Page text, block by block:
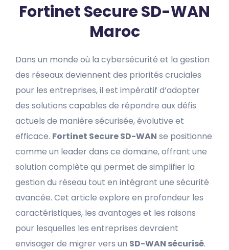
Fortinet Secure SD-WAN
Maroc
Dans un monde où la cybersécurité et la gestion
des réseaux deviennent des priorités cruciales
pour les entreprises, il est impératif d’adopter
des solutions capables de répondre aux défis
actuels de manière sécurisée, évolutive et
efficace. Fortinet Secure SD-WAN se positionne
comme un leader dans ce domaine, offrant une
solution complète qui permet de simplifier la
gestion du réseau tout en intégrant une sécurité
avancée. Cet article explore en profondeur les
caractéristiques, les avantages et les raisons
pour lesquelles les entreprises devraient
envisager de migrer vers un SD-WAN sécurisé.